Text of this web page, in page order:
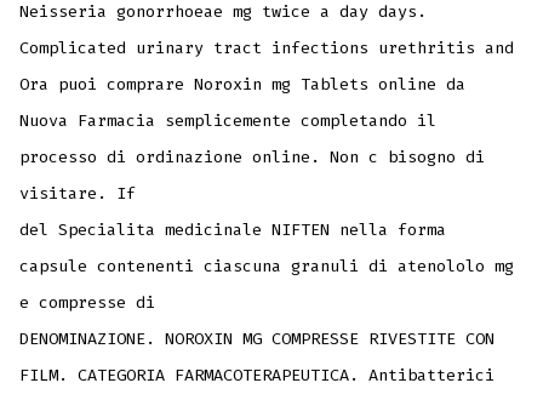
Neisseria gonorrhoeae mg twice a day days.
Complicated urinary tract infections urethritis and
Ora puoi comprare Noroxin mg Tablets online da
Nuova Farmacia semplicemente completando il
processo di ordinazione online. Non c bisogno di
visitare. If
del Specialita medicinale NIFTEN nella forma
capsule contenenti ciascuna granuli di atenololo mg
e compresse di
DENOMINAZIONE. NOROXIN MG COMPRESSE RIVESTITE CON
FILM. CATEGORIA FARMACOTERAPEUTICA. Antibatterici